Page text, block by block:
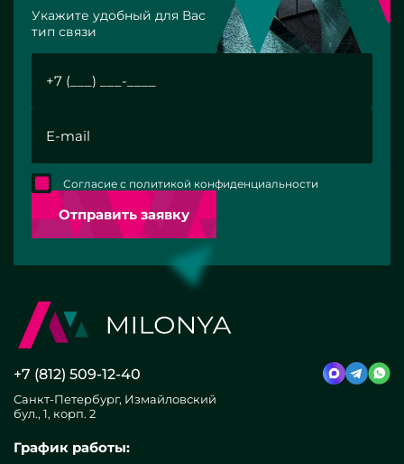
Укажите удобный для Вас
тип связи
Отправить заявку
Согласие с политикой конфиденциальности
+7 (812) 509-12-40
Санкт-Петербург, Измайловский
бул., 1, корп. 2
График работы: